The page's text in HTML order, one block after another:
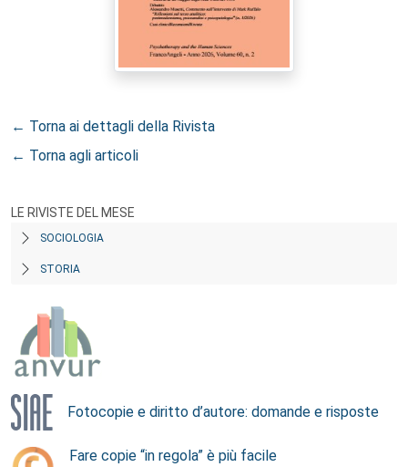
← Torna ai dettagli della Rivista
← Torna agli articoli
LE RIVISTE DEL MESE
SOCIOLOGIA
STORIA
Fotocopie e diritto d’autore: domande e risposte
Fare copie “in regola” è più facile